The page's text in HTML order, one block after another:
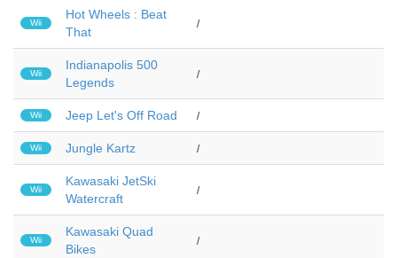
Wii
Hot Wheels : Beat
That
/
Wii
Indianapolis 500
Legends
/
Wii Jeep Let's Off Road /
Wii Jungle Kartz /
Wii
Kawasaki JetSki
Watercraft
/
Wii
Kawasaki Quad
Bikes
/